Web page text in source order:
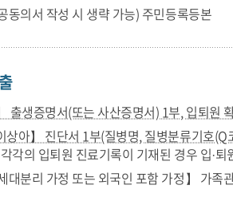
동의서 작성 시 생략 가능) 주민등록등본
출생증명서(또는 사산증명서) 1부, 입퇴원
상아】 진단서 1부(질병명, 질병분류기호
각의 입퇴원 진료기록이 기재된 경우 입·퇴
대분리 가정 또는 외국인 포함 가정】 가족